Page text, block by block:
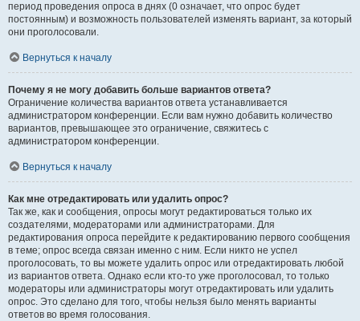
период проведения опроса в днях (0 означает, что опрос будет
постоянным) и возможность пользователей изменять вариант, за который
они проголосовали.
Вернуться к началу
Почему я не могу добавить больше вариантов ответа?
Ограничение количества вариантов ответа устанавливается
администратором конференции. Если вам нужно добавить количество
вариантов, превышающее это ограничение, свяжитесь с
администратором конференции.
Вернуться к началу
Как мне отредактировать или удалить опрос?
Так же, как и сообщения, опросы могут редактироваться только их
создателями, модераторами или администраторами. Для
редактирования опроса перейдите к редактированию первого сообщения
в теме; опрос всегда связан именно с ним. Если никто не успел
проголосовать, то вы можете удалить опрос или отредактировать любой
из вариантов ответа. Однако если кто-то уже проголосовал, то только
модераторы или администраторы могут отредактировать или удалить
опрос. Это сделано для того, чтобы нельзя было менять варианты
ответов во время голосования.